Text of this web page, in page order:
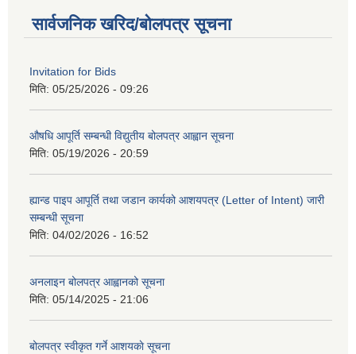
सार्वजनिक खरिद/बोलपत्र सूचना
Invitation for Bids
मिति: 05/25/2026 - 09:26
औषधि आपूर्ति सम्बन्धी विद्युतीय बोलपत्र आह्वान सूचना
मिति: 05/19/2026 - 20:59
ह्यान्ड पाइप आपूर्ति तथा जडान कार्यको आशयपत्र (Letter of Intent) जारी
सम्बन्धी सूचना
मिति: 04/02/2026 - 16:52
अनलाइन बोलपत्र आह्वानको सूचना
मिति: 05/14/2025 - 21:06
बोलपत्र स्वीकृत गर्ने आशयकाे सूचना